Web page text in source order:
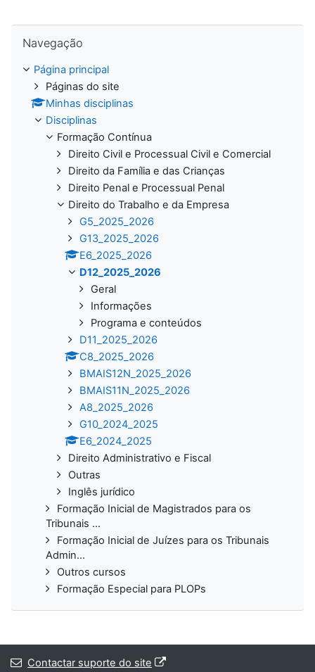
Navegação
Página principal
Páginas do site
Minhas disciplinas
Disciplinas
Formação Contínua
Direito Civil e Processual Civil e Comercial
Direito da Família e das Crianças
Direito Penal e Processual Penal
Direito do Trabalho e da Empresa
G5_2025_2026
G13_2025_2026
E6_2025_2026
D12_2025_2026
Geral
Informações
Programa e conteúdos
D11_2025_2026
C8_2025_2026
BMAIS12N_2025_2026
BMAIS11N_2025_2026
A8_2025_2026
G10_2024_2025
E6_2024_2025
Direito Administrativo e Fiscal
Outras
Inglês jurídico
Formação Inicial de Magistrados para os
Tribunais ...
Formação Inicial de Juízes para os Tribunais
Admin...
Outros cursos
Formação Especial para PLOPs
Contactar suporte do site